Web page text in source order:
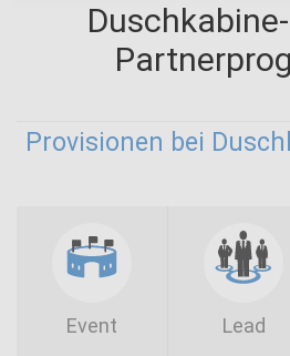
Provisionen bei
Event Lead